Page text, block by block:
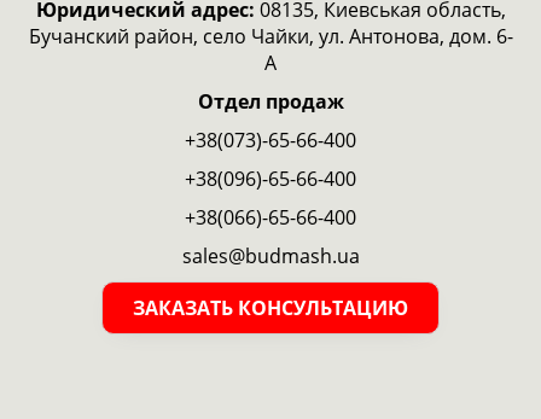
Юридический адрес: 08135, Киевськая область,
Бучанский район, село Чайки, ул. Антонова, дом. 6-
А
Отдел продаж
+38(073)-65-66-400
+38(096)-65-66-400
+38(066)-65-66-400
sales@budmash.ua
ЗАКАЗАТЬ КОНСУЛЬТАЦИЮ